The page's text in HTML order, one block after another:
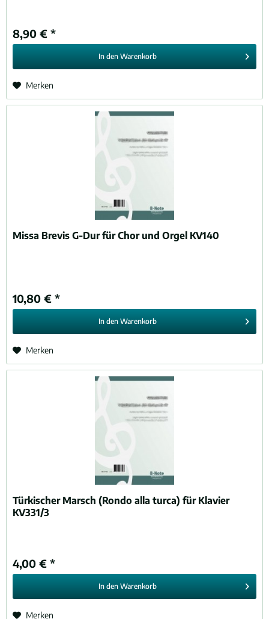
8,90 € *
In den Warenkorb
Merken
Missa Brevis G-Dur für Chor und Orgel KV140
10,80 € *
In den Warenkorb
Merken
Türkischer Marsch (Rondo alla turca) für Klavier
KV331/3
4,00 € *
In den Warenkorb
Merken